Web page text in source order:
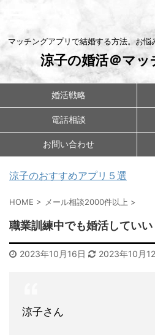
マッチングアプリで結婚する方法。お悩
涼子の婚活＠マッ
婚活戦略
電話相談
お問い合わせ
涼子のおすすめアプリ５選
HOME > メール相談2000件以上 >
職業訓練中でも婚活していい
2023年10月16日 2023年10月
涼子さん